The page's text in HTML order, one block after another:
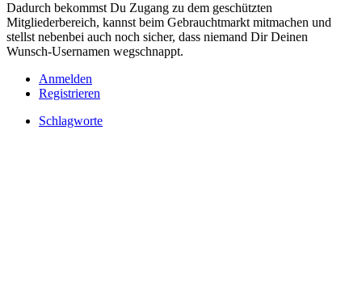
Dadurch bekommst Du Zugang zu dem geschützten
Mitgliederbereich, kannst beim Gebrauchtmarkt mitmachen und
stellst nebenbei auch noch sicher, dass niemand Dir Deinen
Wunsch-Usernamen wegschnappt.
Anmelden
Registrieren
Schlagworte